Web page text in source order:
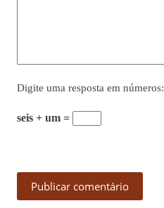
Digite uma resposta em números:
seis + um =
Publicar comentário